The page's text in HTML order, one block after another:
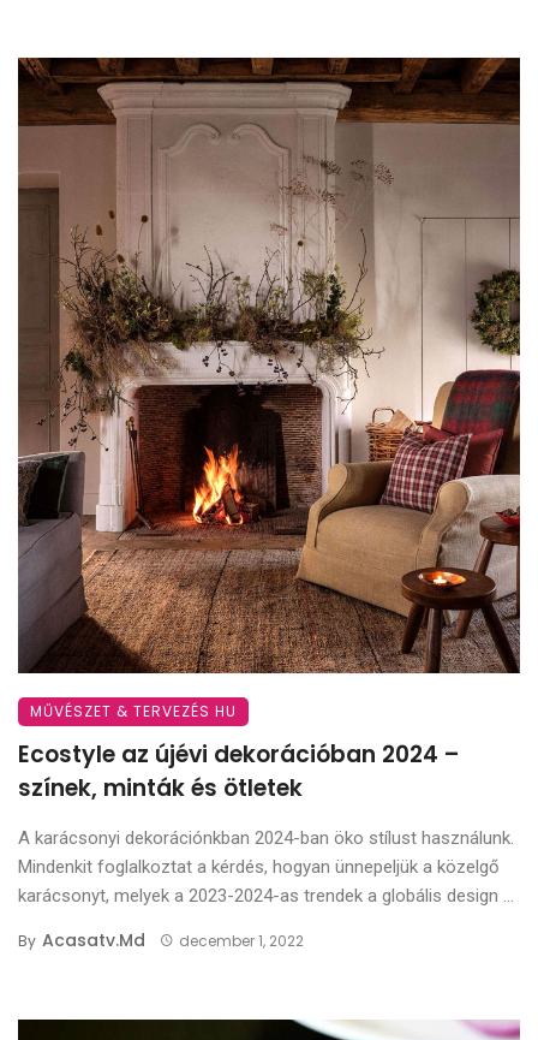
MŰVÉSZET & TERVEZÉS HU
Ecostyle az újévi dekorációban 2024 –
színek, minták és ötletek
A karácsonyi dekorációnkban 2024-ban öko stílust használunk.
Mindenkit foglalkoztat a kérdés, hogyan ünnepeljük a közelgő
karácsonyt, melyek a 2023-2024-as trendek a globális design ...
By Acasatv.md december 1, 2022